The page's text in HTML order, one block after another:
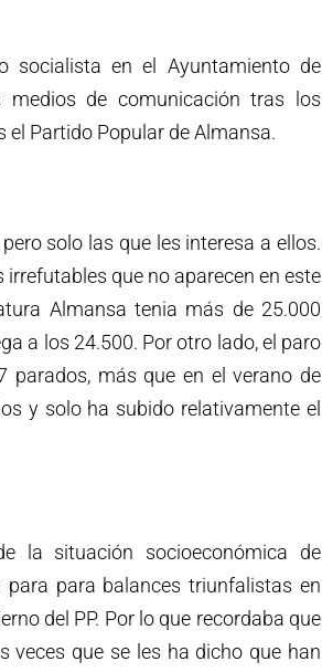
socialista en el Ayuntamiento de
de comunicación tras los
Partido Popular de Almansa.
solo las que les interesa a ellos.
que no aparecen en este
Almansa tenia más de 25.000
a los 24.500. Por otro lado, el paro
parados, más que en el verano de
y solo ha subido relativamente el
la situación socioeconómica de
para balances triunfalistas en
del PP. Por lo que recordaba que
veces que se les ha dicho que han